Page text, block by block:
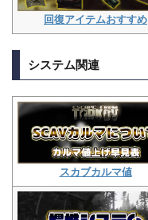
回復アイテムおすすめ
システム関連
スカブカルマ値